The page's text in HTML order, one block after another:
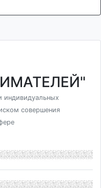
индивидуальных
совершения